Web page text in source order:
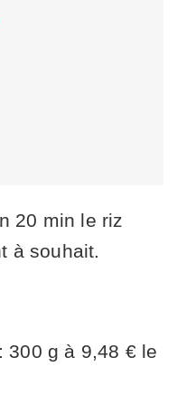
20 min le riz
à souhait.
300 g à 9,48 € le